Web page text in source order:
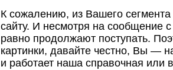
К сожалению, из Вашего сегмента
сайту. И несмотря на сообщение
равно продолжают поступать.
картинки, давайте честно, Вы —
и работает наша справочная или